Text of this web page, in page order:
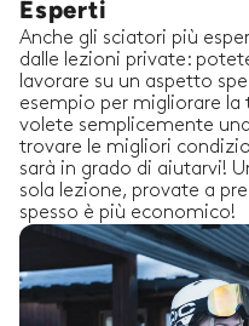
Esperti
Anche gli sciatori più
dalle lezioni private:
lavorare su un aspetto
esempio per migliorare la
volete semplicemente
trovare le migliori
sarà in grado di aiutarvi!
sola lezione, provate a
spesso è più economico!